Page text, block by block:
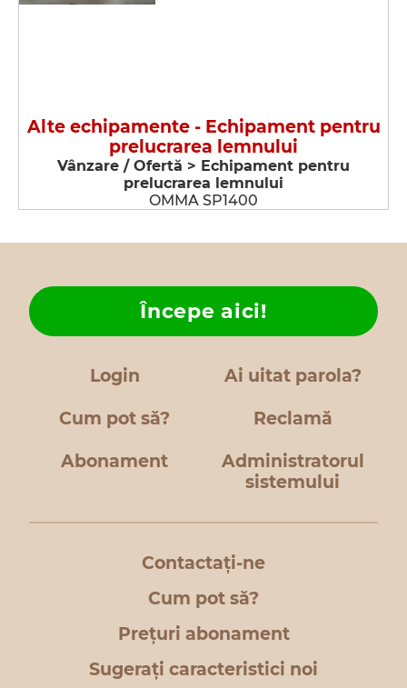
Alte echipamente - Echipament pentru
prelucrarea lemnului
Vânzare / Ofertă > Echipament pentru
prelucrarea lemnului
OMMA SP1400
Login Ai uitat parola?
Cum pot să?
Începe aici!
Reclamă
Abonament
Administratorul
sistemului
Contactați-ne
Cum pot să?
Prețuri abonament
Sugerați caracteristici noi